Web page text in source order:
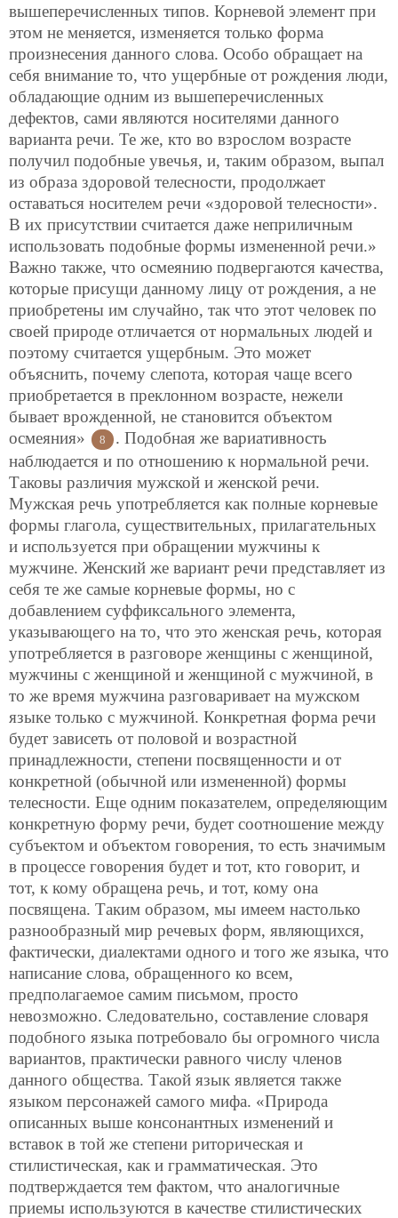
вышеперечисленных типов. Корневой элемент при
этом не меняется, изменяется только форма
произнесения данного слова. Особо обращает на
себя внимание то, что ущербные от рождения люди,
обладающие одним из вышеперечисленных
дефектов, сами являются носителями данного
варианта речи. Те же, кто во взрослом возрасте
получил подобные увечья, и, таким образом, выпал
из образа здоровой телесности, продолжает
оставаться носителем речи «здоровой телесности».
В их присутствии считается даже неприличным
использовать подобные формы измененной речи.»
Важно также, что осмеянию подвергаются качества,
которые присущи данному лицу от рождения, а не
приобретены им случайно, так что этот человек по
своей природе отличается от нормальных людей и
поэтому считается ущербным. Это может
объяснить, почему слепота, которая чаще всего
приобретается в преклонном возрасте, нежели
бывает врожденной, не становится объектом
осмеяния»
8
. Подобная же вариативность
наблюдается и по отношению к нормальной речи.
Таковы различия мужской и женской речи.
Мужская речь употребляется как полные корневые
формы глагола, существительных, прилагательных
и используется при обращении мужчины к
мужчине. Женский же вариант речи представляет из
себя те же самые корневые формы, но с
добавлением суффиксального элемента,
указывающего на то, что это женская речь, которая
употребляется в разговоре женщины с женщиной,
мужчины с женщиной и женщиной с мужчиной, в
то же время мужчина разговаривает на мужском
языке только с мужчиной. Конкретная форма речи
будет зависеть от половой и возрастной
принадлежности, степени посвященности и от
конкретной (обычной или измененной) формы
телесности. Еще одним показателем, определяющим
конкретную форму речи, будет соотношение между
субъектом и объектом говорения, то есть значимым
в процессе говорения будет и тот, кто говорит, и
тот, к кому обращена речь, и тот, кому она
посвящена. Таким образом, мы имеем настолько
разнообразный мир речевых форм, являющихся,
фактически, диалектами одного и того же языка, что
написание слова, обращенного ко всем,
предполагаемое самим письмом, просто
невозможно. Следовательно, составление словаря
подобного языка потребовало бы огромного числа
вариантов, практически равного числу членов
данного общества. Такой язык является также
языком персонажей самого мифа. «Природа
описанных выше консонантных изменений и
вставок в той же степени риторическая и
стилистическая, как и грамматическая. Это
подтверждается тем фактом, что аналогичные
приемы используются в качестве стилистических